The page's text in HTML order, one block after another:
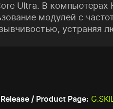
Ultra. В
модулей с
устраняя
/ Product Page: